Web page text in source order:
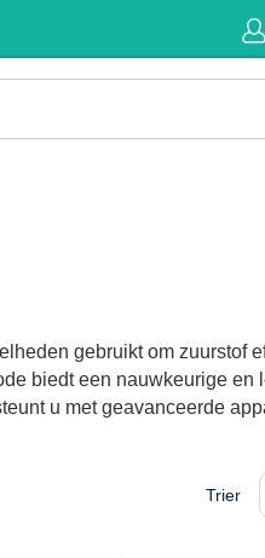
gebruikt om zuurstof
biedt een nauwkeurige en
u met geavanceerde
Trier